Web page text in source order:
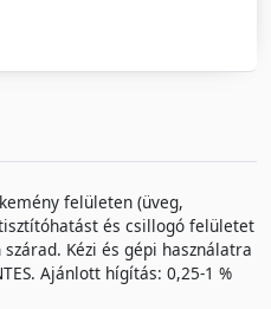
felületen (üveg,
és csillogó felületet
Kézi és gépi használatra
Ajánlott hígítás: 0,25-1 %